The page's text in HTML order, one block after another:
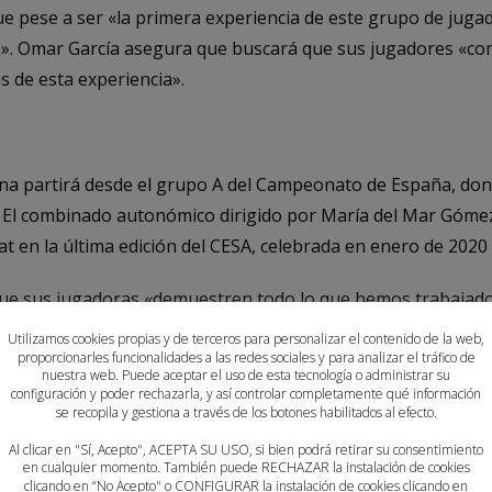
pese a ser «la primera experiencia de este grupo de
Omar García asegura que buscará que sus jugadores
de esta experiencia».
partirá desde el grupo A del Campeonato de España,
combinado autonómico dirigido por María del Mar
en la última edición del CESA, celebrada en enero de
sus jugadoras «demuestren todo lo que hemos
sobre el 40×20». Respecto a los rivales, Gómez
nivel de exigencia», obligando a «pelear cada partido
partirá desde el grupo B del Campeonato de España
Utilizamos cookies propias y de terceros para personalizar el contenido de la web,
proporcionarles funcionalidades a las redes sociales y para analizar el tráfico de
nuestra web. Puede aceptar el uso de esta tecnología o administrar su
configuración y poder rechazarla, y así controlar completamente qué información
se recopila y gestiona a través de los botones habilitados al efecto.
Al clicar en "Sí, Acepto", ACEPTA SU USO, si bien podrá retirar su consentimiento
en cualquier momento. También puede RECHAZAR la instalación de cookies
clicando en “No Acepto" o CONFIGURAR la instalación de cookies clicando en